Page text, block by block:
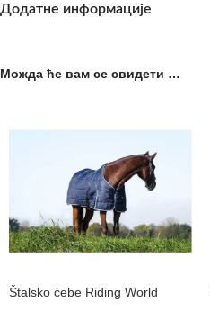
Додатне информације
Можда ће вам се свидети …
Štalsko ćebe Riding World